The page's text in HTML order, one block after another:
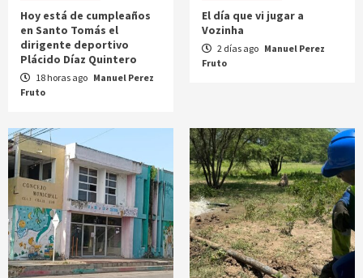
Hoy está de cumpleaños
en Santo Tomás el
dirigente deportivo
Plácido Díaz Quintero
18 horas ago Manuel Perez
Fruto
El día que vi jugar a
Vozinha
2 días ago Manuel Perez
Fruto